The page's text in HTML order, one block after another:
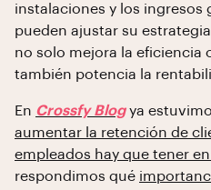
instalaciones y los ingresos
pueden ajustar su
no solo mejora la eficiencia
también potencia la
En Crossfy Blogya
aumentar la retención de
empleados hay que tener
respondimos qué